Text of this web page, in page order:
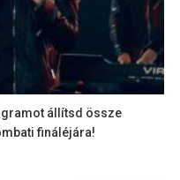
állítsd össze
fináléjára!